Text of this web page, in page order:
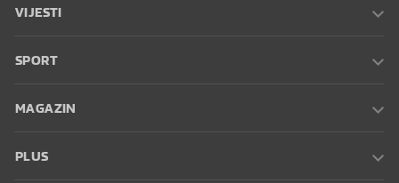
VIJESTI
SPORT
MAGAZIN
PLUS